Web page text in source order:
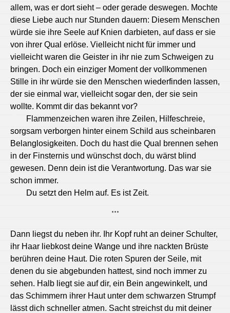
allem, was er dort sieht – oder gerade deswegen. Mochte
diese Liebe auch nur Stunden dauern: Diesem Menschen
würde sie ihre Seele auf Knien darbieten, auf dass er sie
von ihrer Qual erlöse. Vielleicht nicht für immer und
vielleicht waren die Geister in ihr nie zum Schweigen zu
bringen. Doch ein einziger Moment der vollkommenen
Stille in ihr würde sie den Menschen wiederfinden lassen,
der sie einmal war, vielleicht sogar den, der sie sein
wollte. Kommt dir das bekannt vor?
Flammenzeichen waren ihre Zeilen, Hilfeschreie,
sorgsam verborgen hinter einem Schild aus scheinbaren
Belanglosigkeiten. Doch du hast die Qual brennen sehen
in der Finsternis und wünschst doch, du wärst blind
gewesen. Denn dein ist die Verantwortung. Das war sie
schon immer.
Du setzt den Helm auf. Es ist Zeit.
***
Dann liegst du neben ihr. Ihr Kopf ruht an deiner Schulter,
ihr Haar liebkost deine Wange und ihre nackten Brüste
berühren deine Haut. Die roten Spuren der Seile, mit
denen du sie abgebunden hattest, sind noch immer zu
sehen. Halb liegt sie auf dir, ein Bein angewinkelt, und
das Schimmern ihrer Haut unter dem schwarzen Strumpf
lässt dich schneller atmen. Sacht streichst du mit deiner